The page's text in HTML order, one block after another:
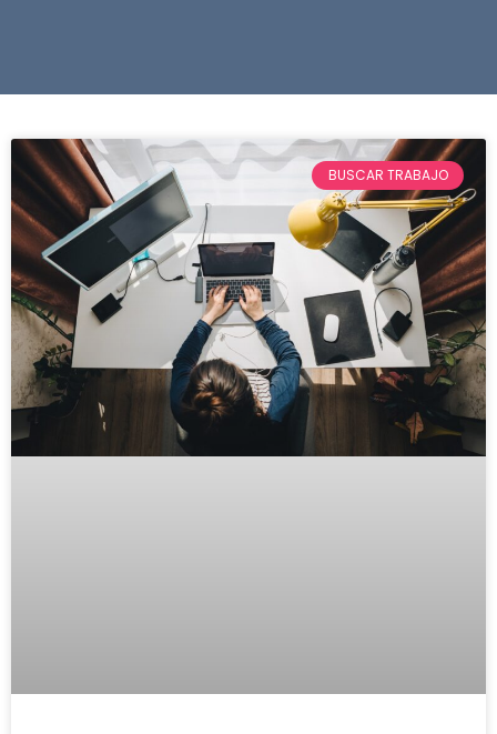
BUSCAR TRABAJO